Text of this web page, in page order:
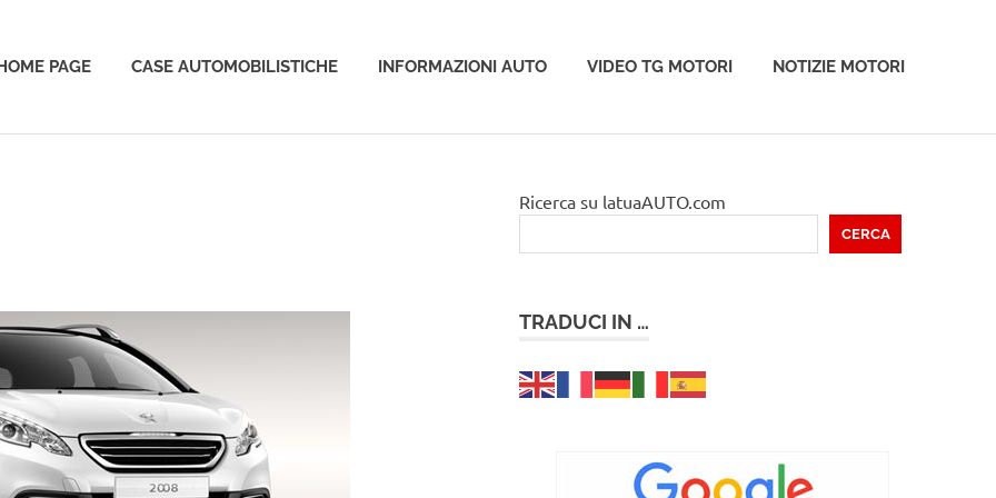
PAGE CASE AUTOMOBILISTICHE INFORMAZIONI AUTO VIDEO TG MOTORI NOTIZIE MOTORI
Ricerca su latuaAUTO.com
CERCA
TRADUCI IN …